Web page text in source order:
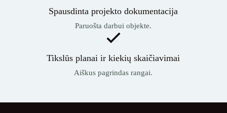
Spausdinta projekto dokumentacija
Paruošta darbui objekte.
Tikslūs planai ir kiekių skaičiavimai
Aiškus pagrindas rangai.